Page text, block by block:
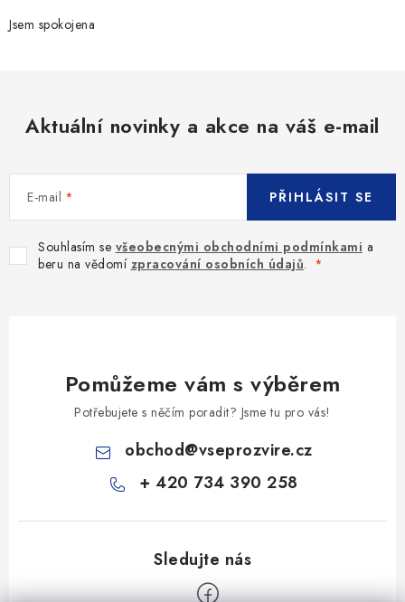
Jsem spokojena
Aktuální novinky a akce na váš e-mail
E-mail
Souhlasím se všeobecnými obchodními podmínkami a
beru na vědomí zpracování osobních údajů.
PŘIHLÁSIT SE
Pomůžeme vám s výběrem
Potřebujete s něčím poradit? Jsme tu pro vás!
obchod@vseprozvire.cz
+ 420 734 390 258